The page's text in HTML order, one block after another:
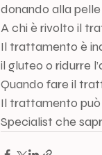
donando alla
A chi è rivolto il
Il trattamento è
il gluteo o ridurre
Quando fare il
Il trattamento può
Specialist che